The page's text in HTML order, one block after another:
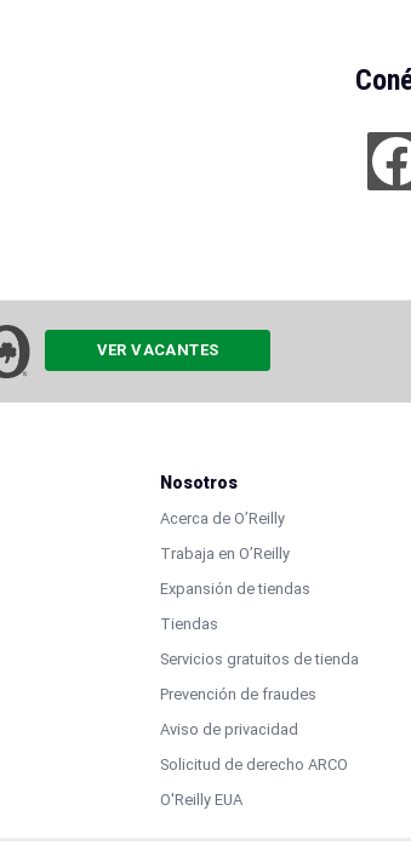
VER VACANTES
Nosotros
Acerca de O’Reilly
Trabaja en O’Reilly
Expansión de tiendas
Tiendas
Servicios gratuitos de tienda
Prevención de fraudes
Aviso de privacidad
Solicitud de derecho ARCO
O'Reilly EUA